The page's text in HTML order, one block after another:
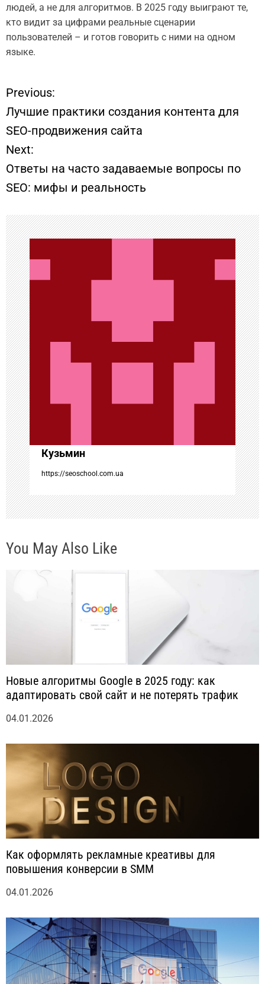
людей, а не для алгоритмов. В 2025 году выиграют те,
кто видит за цифрами реальные сценарии
пользователей – и готов говорить с ними на одном
языке.
Н
а
в
и
г
а
ц
и
я
п
о
з
а
п
и
с
я
Previous:
Лучшие практики создания контента для
SEO-продвижения сайта
Next:
Ответы на часто задаваемые вопросы по
SEO: мифы и реальность
Кузьмин
https://seoschool.com.ua
You May Also Like
Новые алгоритмы Google в 2025 году: как
адаптировать свой сайт и не потерять трафик
04.01.2026
Как оформлять рекламные креативы для
повышения конверсии в SMM
04.01.2026